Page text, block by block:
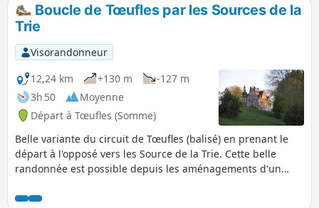
Boucle de Tœufles par les Sources de la
Trie
Visorandonneur
12,24 km
+130 m
-127 m
3h 50
Moyenne
Départ à Tœufles (Somme)
Belle variante du circuit de Tœufles (balisé) en prenant le
départ à l'opposé vers les Source de la Trie. Cette belle
randonnée est possible depuis les aménagements d'un
Communauté de Communes du Vimeu.